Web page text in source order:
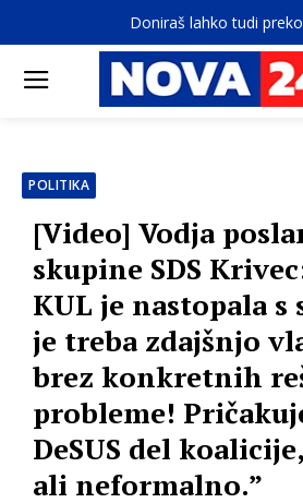
Doniraš lahko tudi
POLITIKA
[Video] Vodja
skupine SDS
KUL je nastopala s
je treba zdajšnjo
brez konkretnih
probleme!
DeSUS del
ali neformalno.”